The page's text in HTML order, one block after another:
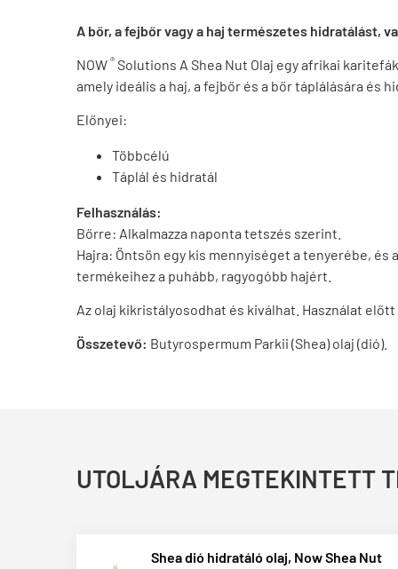
A bőr, a fejbőr vagy a haj természetes hidratálást,
NOW ® Solutions A Shea Nut Olaj egy afrikai
amely ideális a haj, a fejbőr és a bőr táplálására és
Előnyei:
Többcélú
Táplál és hidratál
Felhasználás:
Bőrre: Alkalmazza naponta tetszés szerint.
Hajra: Öntsön egy kis mennyiséget a tenyerébe, és
termékeihez a puhább, ragyogóbb hajért.
Az olaj kikristályosodhat és kiválhat. Használat
Összetevő: Butyrospermum Parkii (Shea) olaj (dió).
UTOLJÁRA MEGTEKINTETT
Shea dió hidratáló olaj, Now Shea Nut